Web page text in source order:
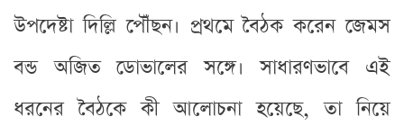
উপদেষ্টা দিল্লি পৌঁছন। প্রথমে বৈঠক করেন জেমস
বন্ড অজিত ডোভালের সঙ্গে। সাধারণভাবে এই
ধরনের বৈঠকে কী আলোচনা হয়েছে, তা নিয়ে